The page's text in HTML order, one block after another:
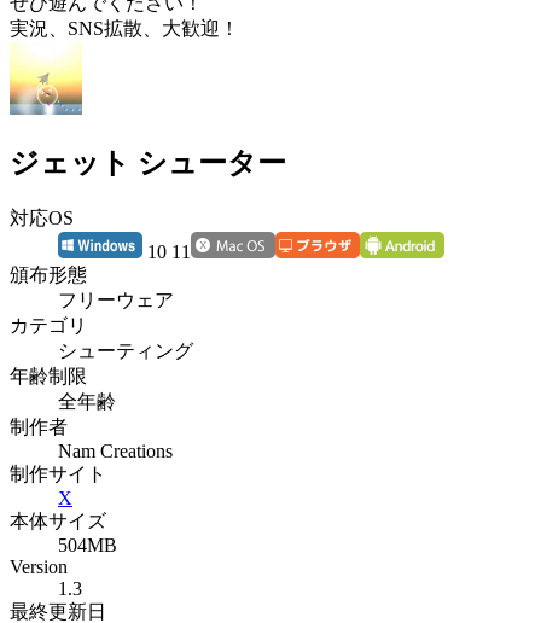
実況、SNS拡散、大歓迎！
ジェット シューター
対応OS
10 11
頒布形態
フリーウェア
カテゴリ
シューティング
年齢制限
全年齢
制作者
Nam Creations
制作サイト
X
本体サイズ
504MB
Version
1.3
最終更新日